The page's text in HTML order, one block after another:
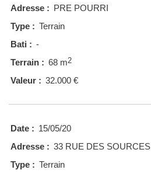
Adresse : PRE POURRI
Type : Terrain
Bati : -
Terrain : 68 m2
Valeur : 32.000 €
Date : 15/05/20
Adresse : 33 RUE DES SOURCES
Type : Terrain